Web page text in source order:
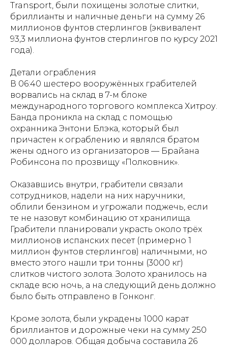
Transport, были похищены золотые слитки,
бриллианты и наличные деньги на сумму 26
миллионов фунтов стерлингов (эквивалент
93,3 миллиона фунтов стерлингов по курсу 2021
года).
Детали ограбления
В 06:40 шестеро вооружённых грабителей
ворвались на склад в 7-м блоке
международного торгового комплекса Хитроу.
Банда проникла на склад с помощью
охранника Энтони Блэка, который был
причастен к ограблению и являлся братом
жены одного из организаторов — Брайана
Робинсона по прозвищу «Полковник».
Оказавшись внутри, грабители связали
сотрудников, надели на них наручники,
облили бензином и угрожали поджечь, если
те не назовут комбинацию от хранилища.
Грабители планировали украсть около трёх
миллионов испанских песет (примерно 1
миллион фунтов стерлингов) наличными, но
вместо этого нашли три тонны (3000 кг)
слитков чистого золота. Золото хранилось на
складе всю ночь, а на следующий день должно
было быть отправлено в Гонконг.
Кроме золота, были украдены 1000 карат
бриллиантов и дорожные чеки на сумму 250
000 долларов. Общая добыча составила 26